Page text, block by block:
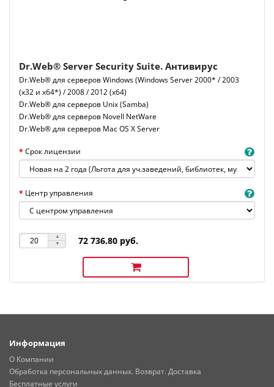
Dr.Web® Server Security Suite. Антивирус
Dr.Web® для серверов Windows (Windows Server 2000* / 2003
(х32 и х64*) / 2008 / 2012 (х64)
Dr.Web® для серверов Unix (Samba)
Dr.Web® для серверов Novell NetWare
Dr.Web® для серверов Mac OS X Server
Срок лицензии
Центр управления
72 736.80 руб.
Информация
О Компании
Обработка персональных данных. Возврат. Доставка
Бесплатные услуги